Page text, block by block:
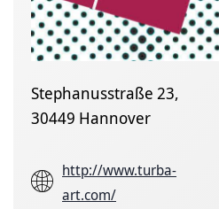
Stephanusstraße 23,
30449 Hannover
http://www.turba-
art.com/